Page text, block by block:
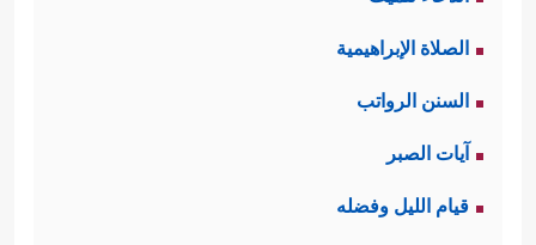
الصلاة الإبراهيمية
السنن الرواتب
آيات الصبر
قيام الليل وفضله